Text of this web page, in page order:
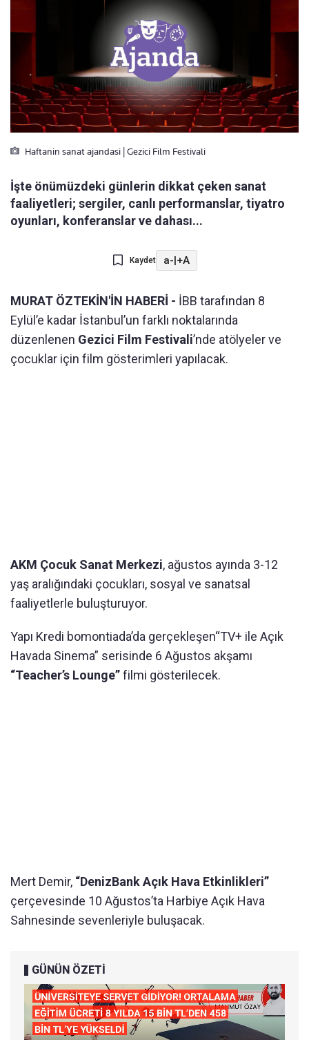
Haftanin sanat ajandasi | Gezici Film Festivali
İşte önümüzdeki günlerin dikkat çeken sanat
faaliyetleri; sergiler, canlı performanslar, tiyatro
oyunları, konferanslar ve dahası...
Kaydet a-|+A
MURAT ÖZTEKİN'İN HABERİ - İBB tarafından 8
Eylül’e kadar İstanbul’un farklı noktalarında
düzenlenen Gezici Film Festivali’nde atölyeler ve
çocuklar için film gösterimleri yapılacak.
AKM Çocuk Sanat Merkezi, ağustos ayında 3-12
yaş aralığındaki çocukları, sosyal ve sanatsal
faaliyetlerle buluşturuyor.
Yapı Kredi bomontiada’da gerçekleşen“TV+ ile Açık
Havada Sinema” serisinde 6 Ağustos akşamı
“Teacher’s Lounge”filmi gösterilecek.
Mert Demir, “DenizBank Açık Hava Etkinlikleri”
çerçevesinde 10 Ağustos’ta Harbiye Açık Hava
Sahnesinde sevenleriyle buluşacak.
GÜNÜN ÖZETİ